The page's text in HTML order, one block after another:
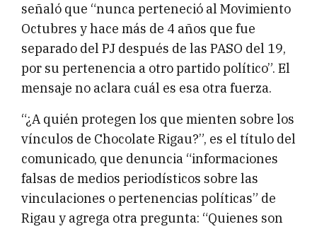
señaló que “nunca perteneció al Movimiento
Octubres y hace más de 4 años que fue
separado del PJ después de las PASO del 19,
por su pertenencia a otro partido político”. El
mensaje no aclara cuál es esa otra fuerza.
“¿A quién protegen los que mienten sobre los
vínculos de Chocolate Rigau?”, es el título del
comunicado, que denuncia “informaciones
falsas de medios periodísticos sobre las
vinculaciones o pertenencias políticas” de
Rigau y agrega otra pregunta: “Quienes son